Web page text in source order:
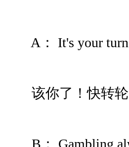
A： It's your turn
该你了！快转轮
B： Gambling